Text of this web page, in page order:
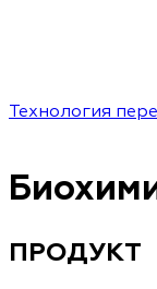
Технология
ПРОДУКТ